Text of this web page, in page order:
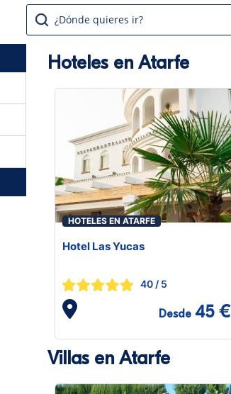
¿Dónde quieres ir?
Hoteles en Atarfe
HOTELES EN ATARFE
Hotel Las Yucas
40 / 5
Desde 45 €
Villas en Atarfe